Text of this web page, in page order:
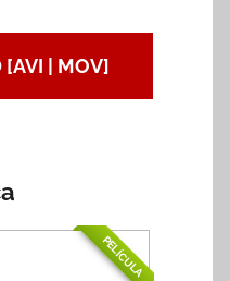
| MOV]
PELÍCULA